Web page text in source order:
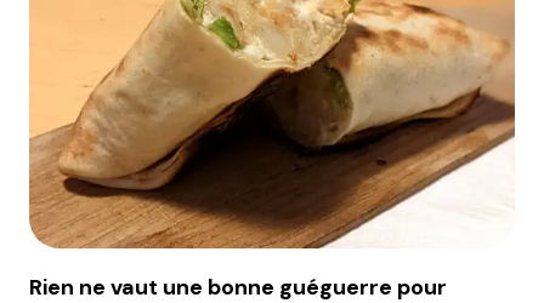
Rien ne vaut une bonne guéguerre pour